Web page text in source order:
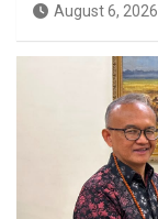
August 6, 2026